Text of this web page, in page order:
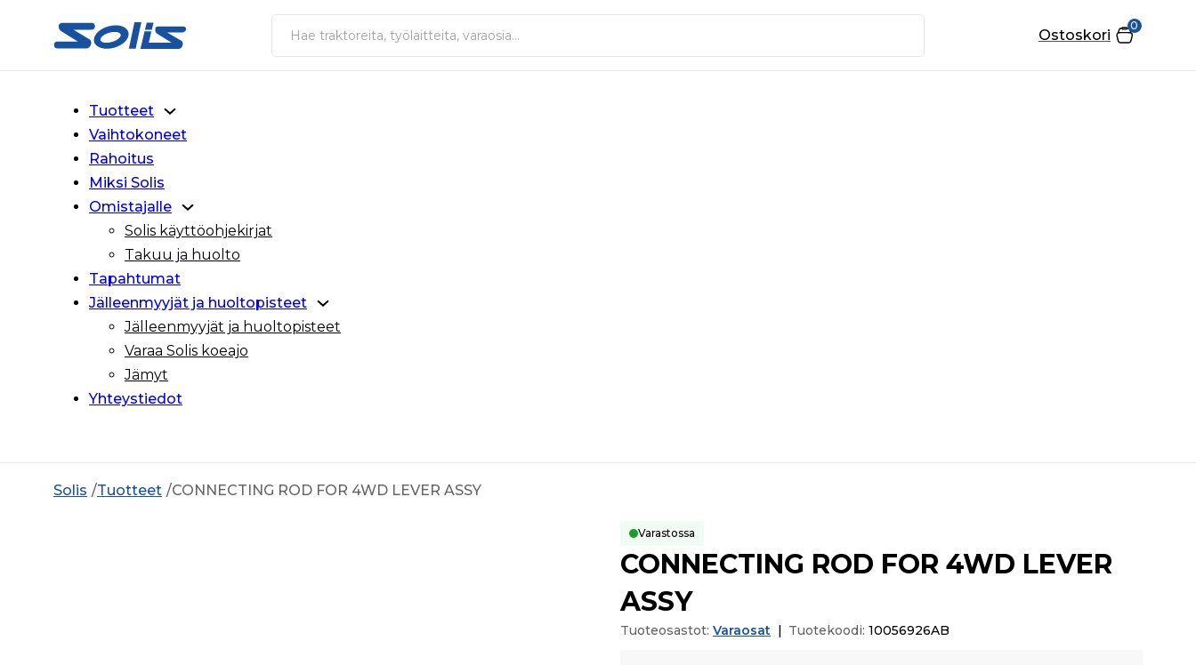
Siirry pääsisältöön
Siirry alatunnisteeseen
Haku
0
Ostoskori
Tuotteet
Vaihtokoneet
Rahoitus
Miksi Solis
Omistajalle
Solis käyttöohjekirjat
Takuu ja huolto
Tapahtumat
Jälleenmyyjät ja huoltopisteet
Jälleenmyyjät ja huoltopisteet
Varaa Solis koeajo
Jämyt
Yhteystiedot
Solis Tuotteet CONNECTING ROD FOR 4WD LEVER ASSY
Varastossa
CONNECTING ROD FOR 4WD LEVER
ASSY
Tuoteosastot: Varaosat | Tuotekoodi: 10056926AB